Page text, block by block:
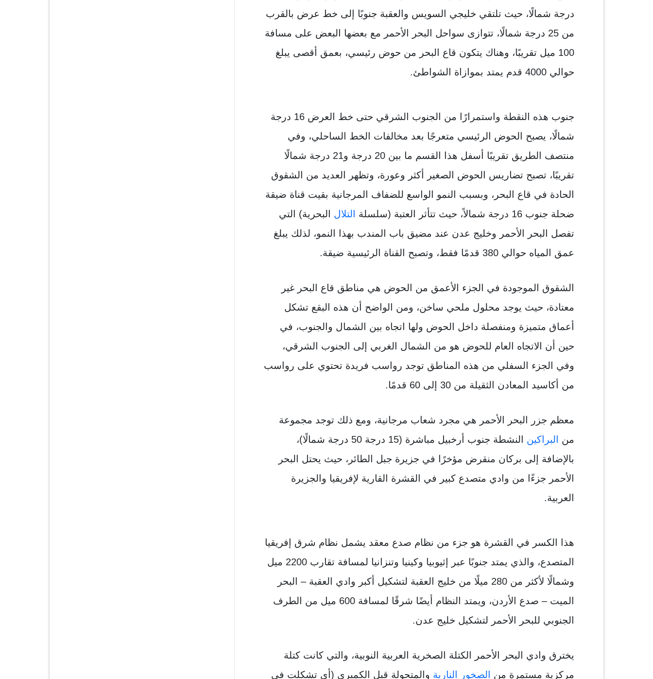
درجة شمالًا، حيث تلتقي خليجي السويس والعقبة جنوبًا إلى خط عرض بالقرب
من 25 درجة شمالًا، تتوازى سواحل البحر الأحمر مع بعضها البعض على مسافة
100 ميل تقريبًا، وهناك يتكون قاع البحر من حوض رئيسي، بعمق أقصى يبلغ
حوالي 4000 قدم يمتد بموازاة الشواطئ.
جنوب هذه النقطة واستمرارًا من الجنوب الشرقي حتى خط العرض 16 درجة
شمالًا، يصبح الحوض الرئيسي متعرجًا بعد مخالفات الخط الساحلي، وفي
منتصف الطريق تقريبًا أسفل هذا القسم ما بين 20 درجة و21 درجة شمالًا
تقريبًا، تصبح تضاريس الحوض الصغير أكثر وعورة، وتظهر العديد من الشقوق
الحادة في قاع البحر، وبسبب النمو الواسع للضفاف المرجانية بقيت قناة ضيقة
ضحلة جنوب 16 درجة شمالاً، حيث تتأثر العتبة (سلسلة
التلال البحرية) التي
تفصل البحر الأحمر وخليج عدن عند مضيق باب المندب بهذا النمو، لذلك يبلغ
عمق المياه حوالي 380 قدمًا فقط، وتصبح القناة الرئيسية ضيقة.
الشقوق الموجودة في الجزء الأعمق من الحوض هي مناطق قاع البحر غير
معتادة، حيث يوجد محلول ملحي ساخن، ومن الواضح أن هذه البقع تشكل
أعماق متميزة ومنفصلة داخل الحوض ولها اتجاه بين الشمال والجنوب، في
حين أن الاتجاه العام للحوض هو من الشمال الغربي إلى الجنوب الشرقي،
وفي الجزء السفلي من هذه المناطق توجد رواسب فريدة تحتوي على رواسب
من أكاسيد المعادن الثقيلة من 30 إلى 60 قدمًا.
معظم جزر البحر الأحمر هي مجرد شعاب مرجانية، ومع ذلك توجد مجموعة
من
البراكين
النشطة جنوب أرخبيل مباشرة (15 درجة 50 درجة شمالًا)،
بالإضافة إلى بركان منقرض مؤخرًا في جزيرة جبل الطائر، حيث يحتل البحر
الأحمر جزءًا من وادي متصدع كبير في القشرة القارية لإفريقيا والجزيرة
العربية.
هذا الكسر في القشرة هو جزء من نظام صدع معقد يشمل نظام شرق إفريقيا
المتصدع، والذي يمتد جنوبًا عبر إثيوبيا وكينيا وتنزانيا لمسافة تقارب 2200 ميل
وشمالًا لأكثر من 280 ميلًا من خليج العقبة لتشكيل أكبر وادي العقبة – البحر
الميت – صدع الأردن، ويمتد النظام أيضًا شرقًا لمسافة 600 ميل من الطرف
الجنوبي للبحر الأحمر لتشكيل خليج عدن.
يخترق وادي البحر الأحمر الكتلة الصخرية العربية النوبية، والتي كانت كتلة
مركزية مستمرة من
الصخور النارية والمتحولة قبل الكمبري (أي تشكلت في